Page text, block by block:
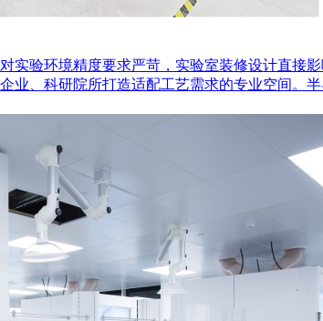
实验环境精度要求严苛，实验室装修设计直接
、科研院所打造适配工艺需求的专业空间。